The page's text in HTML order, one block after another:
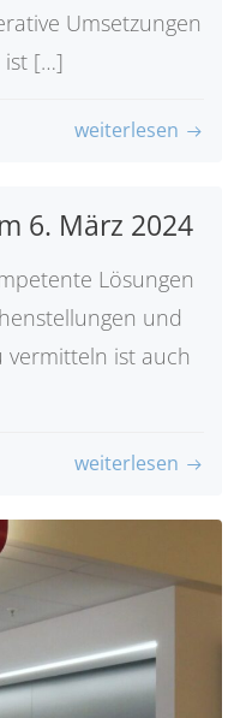
Umsetzungen
ist […]
weiterlesen
6. März 2024
Lösungen
und
vermitteln ist auch
weiterlesen